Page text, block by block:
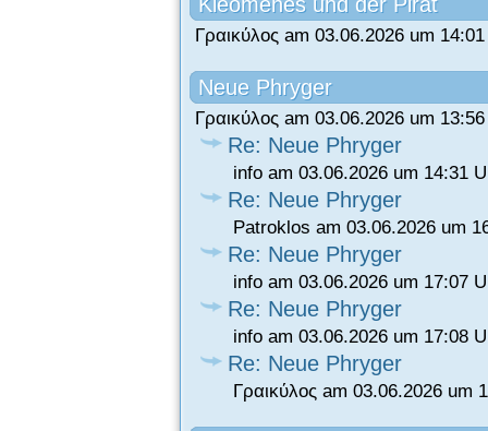
Γραικύλος am 03.06.2026 um
Neue Phryger
Γραικύλος am 03.06.2026 um
Re: Neue Phryger
info am 03.06.2026 um 14:31
Re: Neue Phryger
Patroklos am 03.06.2026 um
Re: Neue Phryger
info am 03.06.2026 um 17:07
Re: Neue Phryger
info am 03.06.2026 um 17:08
Re: Neue Phryger
Γραικύλος am 03.06.2026 um